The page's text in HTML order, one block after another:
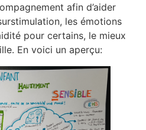
afin d’aider
les émotions
pour certains, le mieux
En voici un aperçu: